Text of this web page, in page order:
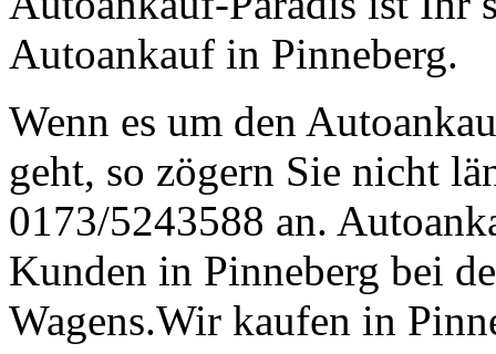
Autoankauf in Pinneberg.
Wenn es um den
geht, so zögern Sie nicht
0173/5243588 an.
Kunden in Pinneberg bei
Wagens.Wir kaufen in